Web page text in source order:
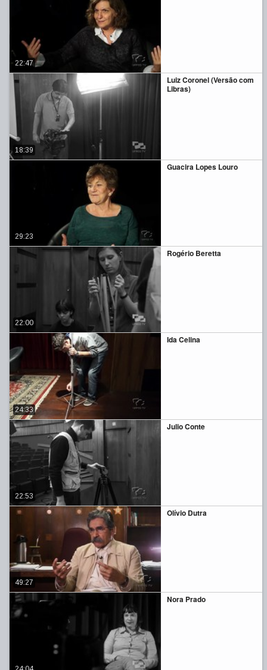
22:47
Luiz Coronel (Versão com
Libras)
18:39
Guacira Lopes Louro
29:23
Rogério Beretta
22:00
Ida Celina
24:33
Julio Conte
22:53
Olívio Dutra
49:27
Nora Prado